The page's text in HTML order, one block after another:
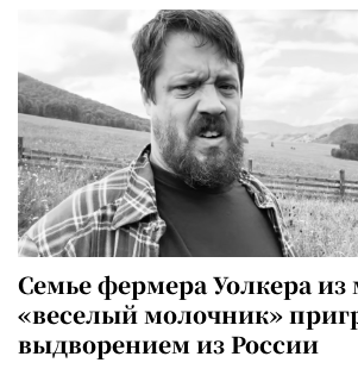
Семье фермера Уолкера из
«веселый молочник»
выдворением из России